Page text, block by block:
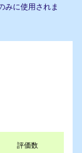
みに使用されま
評価数